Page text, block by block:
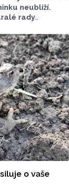
neublíží.
rady
vyřazování
poradkyně
o vaše